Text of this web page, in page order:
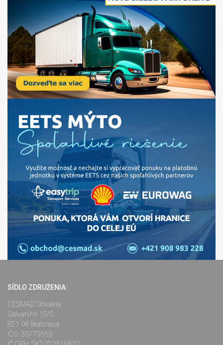
SÍDLO ZDRUŽENIA:
ČESMAD Slovakia
Galvaniho 15/C
821 04 Bratislava
IČO: 30779553